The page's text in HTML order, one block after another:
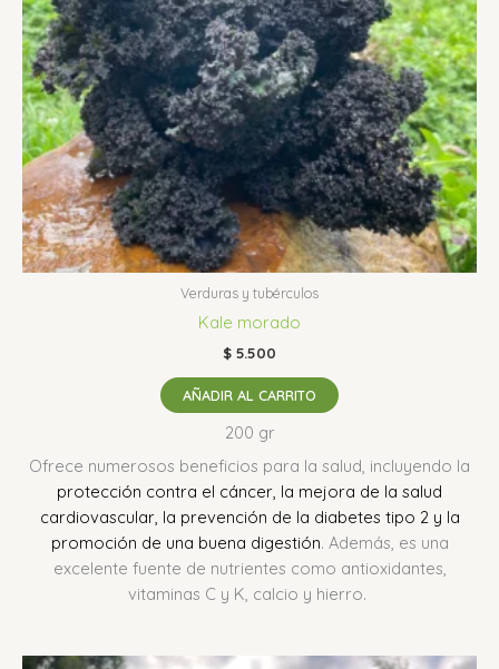
Verduras y tubérculos
Kale morado
$ 5.500
AÑADIR AL CARRITO
200 gr
Ofrece numerosos beneficios para la salud, incluyendo la
protección contra el cáncer, la mejora de la salud
cardiovascular, la prevención de la diabetes tipo 2 y la
promoción de una buena digestión. Además, es una
excelente fuente de nutrientes como antioxidantes,
vitaminas C y K, calcio y hierro.